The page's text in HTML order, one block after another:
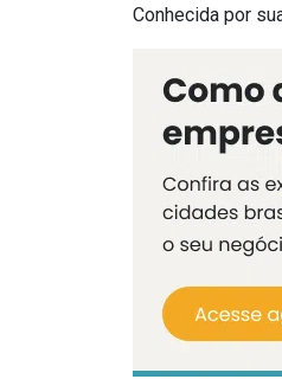
Conhecida por